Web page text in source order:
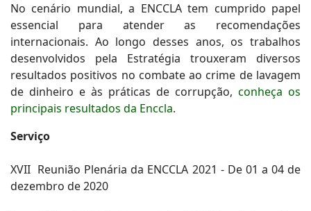
No cenário mundial, a ENCCLA tem cumprido papel
essencial para atender as recomendações
internacionais. Ao longo desses anos, os trabalhos
desenvolvidos pela Estratégia trouxeram diversos
resultados positivos no combate ao crime de lavagem
de dinheiro e às práticas de corrupção, conheça os
principais resultados da Enccla.
Serviço
XVII Reunião Plenária da ENCCLA 2021 - De 01 a 04 de
dezembro de 2020